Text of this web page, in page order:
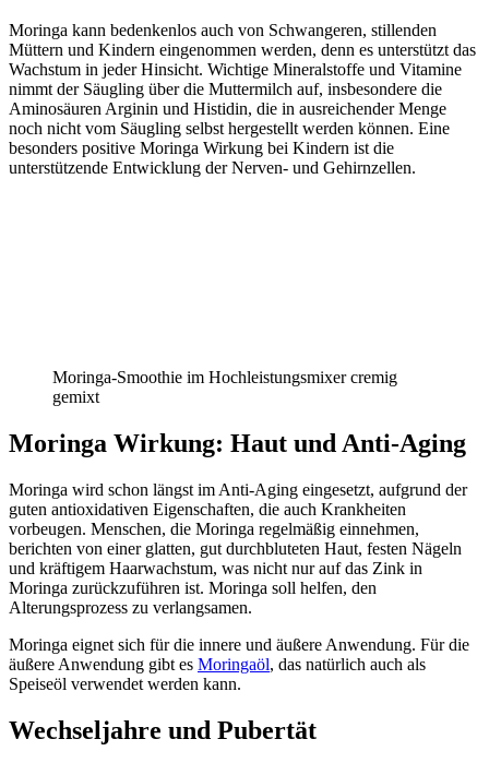
Moringa kann bedenkenlos auch von Schwangeren, stillenden
Müttern und Kindern eingenommen werden, denn es unterstützt das
Wachstum in jeder Hinsicht. Wichtige Mineralstoffe und Vitamine
nimmt der Säugling über die Muttermilch auf, insbesondere die
Aminosäuren Arginin und Histidin, die in ausreichender Menge
noch nicht vom Säugling selbst hergestellt werden können. Eine
besonders positive Moringa Wirkung bei Kindern ist die
unterstützende Entwicklung der Nerven- und Gehirnzellen.
Moringa-Smoothie im Hochleistungsmixer cremig
gemixt
Moringa Wirkung: Haut und Anti-Aging
Moringa wird schon längst im Anti-Aging eingesetzt, aufgrund der
guten antioxidativen Eigenschaften, die auch Krankheiten
vorbeugen. Menschen, die Moringa regelmäßig einnehmen,
berichten von einer glatten, gut durchbluteten Haut, festen Nägeln
und kräftigem Haarwachstum, was nicht nur auf das Zink in
Moringa zurückzuführen ist. Moringa soll helfen, den
Alterungsprozess zu verlangsamen.
Moringa eignet sich für die innere und äußere Anwendung. Für die
äußere Anwendung gibt es Moringaöl, das natürlich auch als
Speiseöl verwendet werden kann.
Wechseljahre und Pubertät